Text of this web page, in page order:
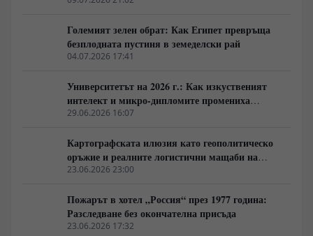
Големият зелен обрат: Как Египет превръща
безплодната пустиня в земеделски рай
04.07.2026 17:41
Университетът на 2026 г.: Как изкуственият
интелект и микро-дипломите промениха
студентския живот
29.06.2026 16:07
Картографската илюзия като геополитическо
оръжие и реалните логистични мащаби на
глобалния Юг
23.06.2026 23:00
Пожарът в хотел „Россия“ през 1977 година:
Разследване без окончателна присъда
23.06.2026 17:32